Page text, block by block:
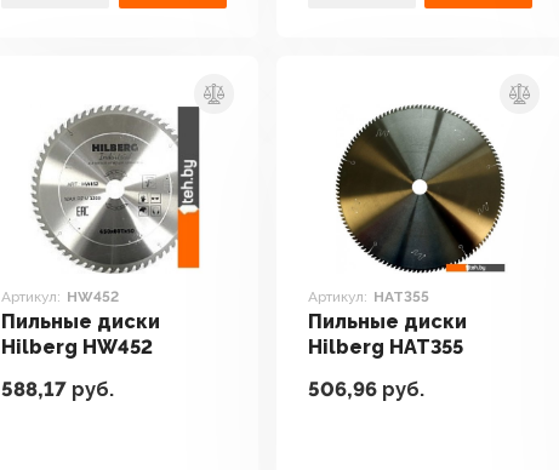
Артикул: HW452
Пильные диски
Hilberg HW452
588,17 руб.
Артикул: HAT355
Пильные диски
Hilberg HAT355
506,96руб.